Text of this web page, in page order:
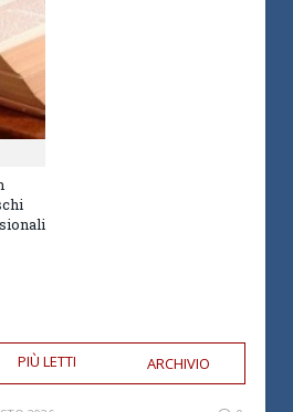
PIÙ LETTI ARCHIVIO